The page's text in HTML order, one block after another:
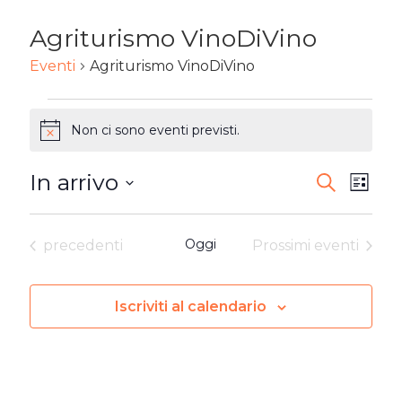
Agriturismo VinoDiVino
Eventi Agriturismo VinoDiVino
EVENTI
NoticeNon ci sono eventi previsti.
EVENTI
E
VISTE
CercaLista
In arrivo
Seleziona
la Eventi
precedenti Oggi Prossimi eventi
Iscriviti al calendario